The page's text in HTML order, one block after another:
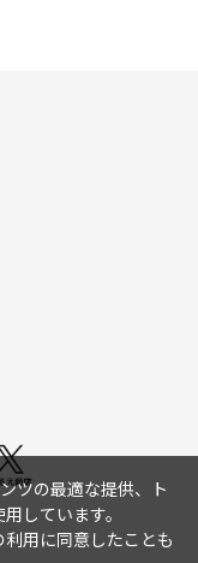
ツの最適な提供、ト
しています。
用に同意したことも